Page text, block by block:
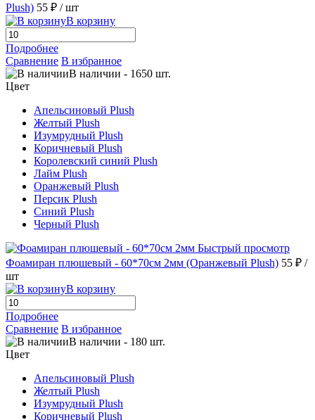
Plush) 55 ₽ / шт
В корзину
Подробнее
Сравнение В избранное
В наличии - 1650 шт.
Цвет
Апельсиновый Plush
Желтый Plush
Изумрудный Plush
Коричневый Plush
Королевский синий Plush
Лайм Plush
Оранжевый Plush
Персик Plush
Синий Plush
Черный Plush
Быстрый просмотр
Фоамиран плюшевый - 60*70см 2мм (Оранжевый Plush) 55 ₽ /
шт
В корзину
Подробнее
Сравнение В избранное
В наличии - 180 шт.
Цвет
Апельсиновый Plush
Желтый Plush
Изумрудный Plush
Коричневый Plush